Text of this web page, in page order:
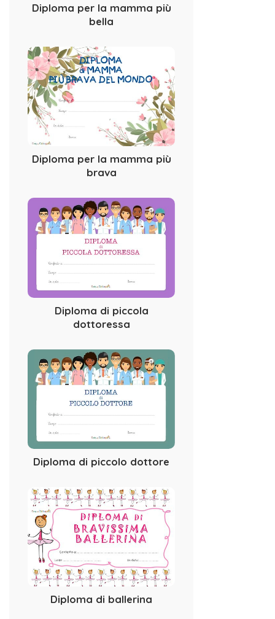
Diploma per la mamma più
bella
Diploma per la mamma più
brava
Diploma di piccola
dottoressa
Diploma di piccolo dottore
Diploma di ballerina